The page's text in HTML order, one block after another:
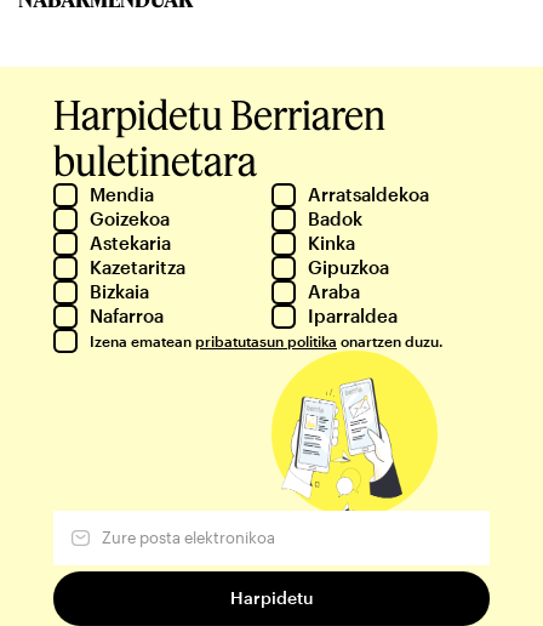
Harpidetu Berriaren
buletinetara
Mendia
Arratsaldekoa
Goizekoa
Badok
Astekaria
Kinka
Kazetaritza
Gipuzkoa
Bizkaia
Araba
Nafarroa
Iparraldea
Izena ematean pribatutasun politika onartzen duzu.